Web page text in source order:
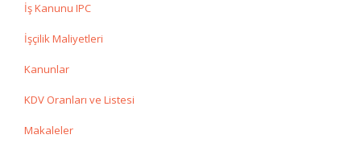
İş Kanunu IPC
İşçilik Maliyetleri
Kanunlar
KDV Oranları ve Listesi
Makaleler